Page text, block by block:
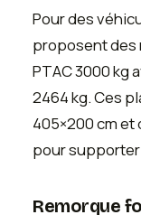
Pour des
proposent
PTAC 3000 kg
2464 kg. Ces
405×200 cm
pour
Remorque